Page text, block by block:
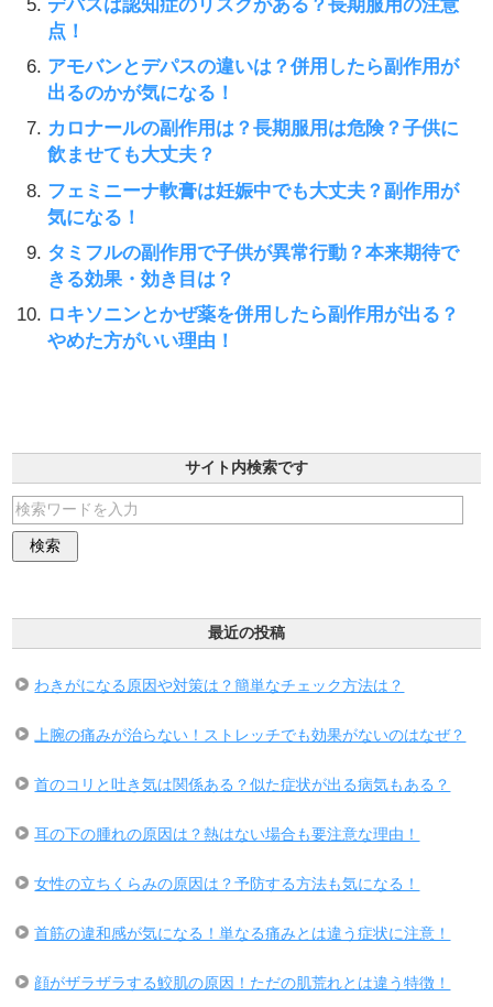
デパスは認知症のリスクがある？長期服用の注意
点！
アモバンとデパスの違いは？併用したら副作用が
出るのかが気になる！
カロナールの副作用は？長期服用は危険？子供に
飲ませても大丈夫？
フェミニーナ軟膏は妊娠中でも大丈夫？副作用が
気になる！
タミフルの副作用で子供が異常行動？本来期待で
きる効果・効き目は？
ロキソニンとかぜ薬を併用したら副作用が出る？
やめた方がいい理由！
サイト内検索です
最近の投稿
わきがになる原因や対策は？簡単なチェック方法は？
上腕の痛みが治らない！ストレッチでも効果がないのはなぜ？
首のコリと吐き気は関係ある？似た症状が出る病気もある？
耳の下の腫れの原因は？熱はない場合も要注意な理由！
女性の立ちくらみの原因は？予防する方法も気になる！
首筋の違和感が気になる！単なる痛みとは違う症状に注意！
顔がザラザラする鮫肌の原因！ただの肌荒れとは違う特徴！